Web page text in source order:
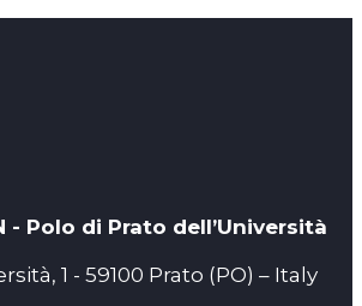
- Polo di Prato dell’Università
1 - 59100 Prato (PO) – Italy